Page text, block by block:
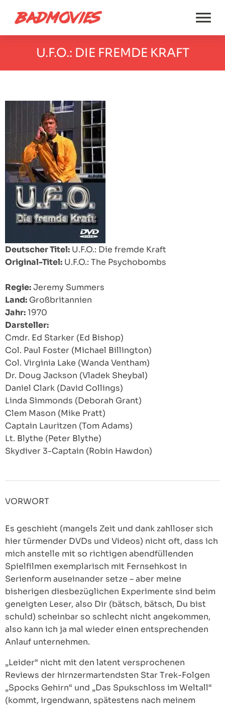
U.F.O.: DIE FREMDE KRAFT
Deutscher Titel: U.F.O.: Die fremde Kraft
Original-Titel: U.F.O.: The Psychobombs
Regie:Jeremy Summers
Land: Großbritannien
Jahr:1970
Darsteller:
Cmdr. Ed Starker (Ed Bishop)
Col. Paul Foster (Michael Billington)
Col. Virginia Lake (Wanda Ventham)
Dr. Doug Jackson (Vladek Sheybal)
Daniel Clark (David Collings)
Linda Simmonds (Deborah Grant)
Clem Mason (Mike Pratt)
Captain Lauritzen (Tom Adams)
Lt. Blythe (Peter Blythe)
Skydiver 3-Captain (Robin Hawdon)
VORWORT
Es geschieht (mangels Zeit und dank zahlloser sich
hier türmender DVDs und Videos) nicht oft, dass ich
mich anstelle mit so richtigen abendfüllenden
Spielfilmen exemplarisch mit Fernsehkost in
Serienform auseinander setze – aber meine
bisherigen diesbezüglichen Experimente sind beim
geneigten Leser, also Dir (bätsch, bätsch, Du bist
schuld) scheinbar so schlecht nicht angekommen,
also kann ich ja mal wieder einen entsprechenden
Anlauf unternehmen.
„Leider“ nicht mit den latent versprochenen
Reviews der hirnzermartendsten Star Trek-Folgen
„Spocks Gehirn“ und „Das Spukschloss im Weltall“
(kommt, irgendwann, spätestens nach meinem